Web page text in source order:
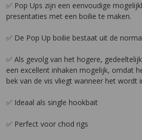
✅ Pop Ups zijn een eenvoudige
presentaties met een boilie te maken.
✅ De Pop Up boilie bestaat uit de
✅ Als gevolg van het hogere,
een excellent inhaken mogelijk, omdat
bek van de vis vliegt wanneer het wordt
✅ Ideaal als single hookbait
✅ Perfect voor chod rigs